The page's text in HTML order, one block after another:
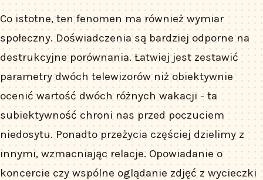
Co istotne, ten fenomen ma również wymiar
społeczny. Doświadczenia są bardziej odporne na
destrukcyjne porównania. Łatwiej jest zestawić
parametry dwóch telewizorów niż obiektywnie
ocenić wartość dwóch różnych wakacji - ta
subiektywność chroni nas przed poczuciem
niedosytu. Ponadto przeżycia częściej dzielimy z
innymi, wzmacniając relacje. Opowiadanie o
koncercie czy wspólne oglądanie zdjęć z wycieczki